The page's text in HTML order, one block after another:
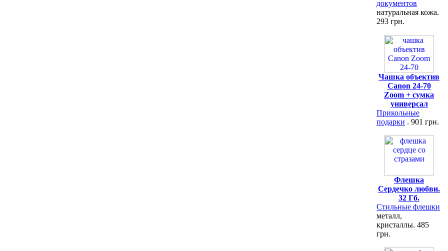
документов
натуральная кожа.
293 грн.
Чашка объектив
Canon 24-70
Zoom + сумка
универсал
Прикольные
подарки . 901 грн.
Флешка
Сердечко любви.
32 Гб.
Стильные флешки
металл,
кристаллы. 485
грн.